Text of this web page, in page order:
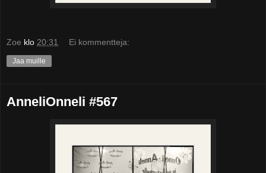
Zoe klo 20:31 Ei kommentteja:
Jaa muille
AnneliOnneli #567